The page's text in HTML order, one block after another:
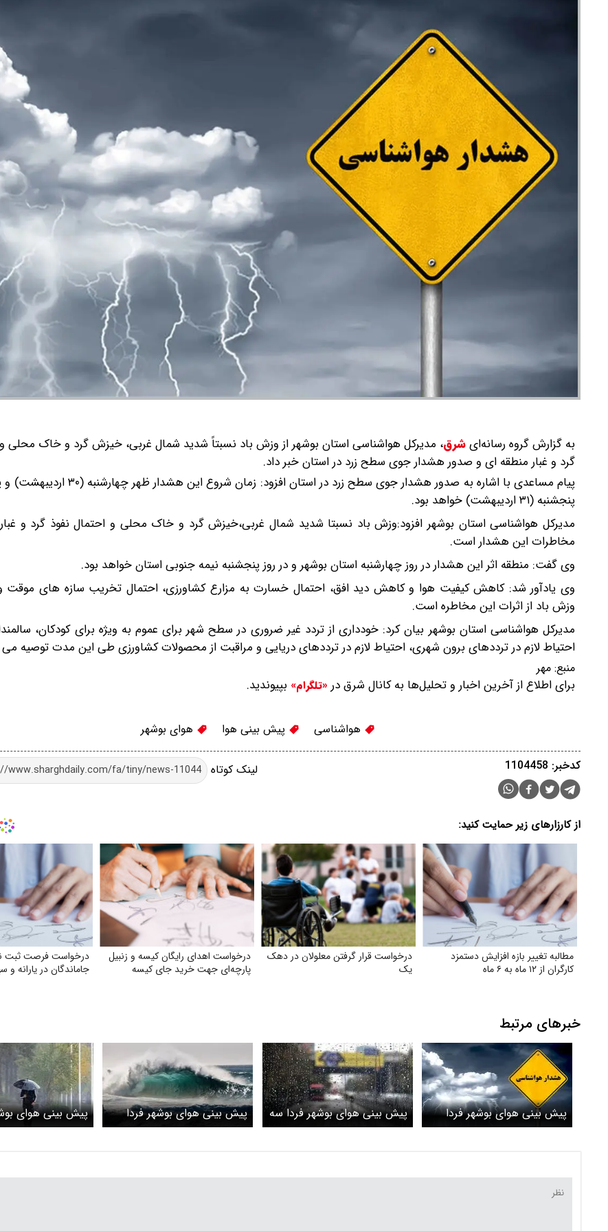
به گزارش گروه رسانه‌ایشرق، مدیرکل هواشناسی استان بوشهر از وزش باد نسبتاً شدید شمال غربی، خیزش گرد و خاک محلی و
گرد و غبار منطقه ای و صدور هشدار جوی سطح زرد در استان خبر داد.
پیام مساعدی با اشاره به صدور هشدار جوی سطح زرد در استان
پنجشنبه (۳۱ اردیبهشت) خواهد بود.
مدیرکل هواشناسی استان بوشهر افزود:وزش باد نسبتا شدید شمال غربی،خیزش گرد و خاک محلی و احتمال نفوذ گرد و
مخاطرات این هشدار است.
وی گفت: منطقه اثر این هشدار در روز چهارشنبه استان بوشهر و در روز پنجشنبه نیمه جنوبی استان خواهد بود.
وی یادآور شد: کاهش کیفیت هوا و کاهش دید افق، احتمال خسارت به مزارع کشاورزی، احتمال تخریب سازه های موقت
وزش باد از اثرات این مخاطره است.
مدیرکل هواشناسی استان بوشهر بیان کرد: خودداری از تردد غیر ضروری در سطح شهر برای عموم به ویژه برای کودکان،
احتیاط لازم در ترددهای برون شهری، احتیاط لازم در ترددهای دریایی و مراقبت از محصولات کشاورزی طی این مدت توصیه
منبع: مهر
برای اطلاع از آخرین اخبار و تحلیل‌ها به کانال شرق در «تلگرام» بپیوندید.
هواشناسی پیش بینی هوا هوای بوشهر
لینک کوتاه کدخبر: 1104458
از کارزارهای زیر حمایت کنید:
مطالبه تغییر بازه افزایش دستمزد
کارگران از ۱۲ ماه به ۶ ماه
درخواست قرار گرفتن معلولان در دهک
یک
درخواست اهدای رایگان کیسه و زنبیل
پارچه‌ای جهت خرید جای کیسه‌
درخواست فرصت ثبت‌
جاماندگان در یارانه و
خبرهای مرتبط
پیش بینی هوای بوشهر فردا
پنجشنبه 10 اردیبهشت/ هشدار
پیش بینی هوای بوشهر فردا سه
شنبه 8 اردیبهشت/ افزایش ابر
پیش بینی هوای بوشهر فردا
شنبه 5 اردیبهشت/ وزش باد
پیش بینی هوای
پنجشنبه 3